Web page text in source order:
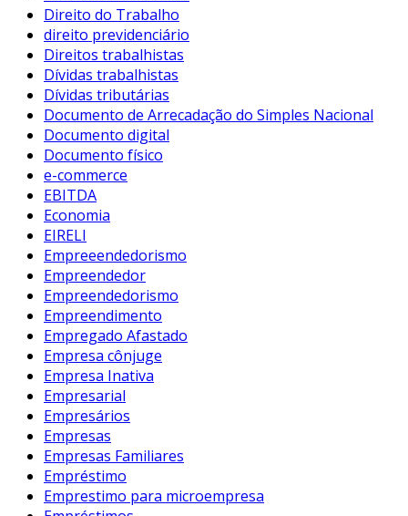
Direito do Trabalho
direito previdenciário
Direitos trabalhistas
Dívidas trabalhistas
Dívidas tributárias
Documento de Arrecadação do Simples Nacional
Documento digital
Documento físico
e-commerce
EBITDA
Economia
EIRELI
Empreeendedorismo
Empreendedor
Empreendedorismo
Empreendimento
Empregado Afastado
Empresa cônjuge
Empresa Inativa
Empresarial
Empresários
Empresas
Empresas Familiares
Empréstimo
Emprestimo para microempresa